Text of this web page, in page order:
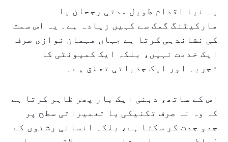
یہ نیا اقدام طویل مدتی رجحان یا
مارکیٹنگ گمک سے کہیں زیادہ ہے۔ یہ اس سمت
کی نشاندہی کرتا ہے جہاں مہمان نوازی صرف
ایک خدمت نہیں، بلکہ ایک کمیونٹی کا
تجربہ اور ایک جذباتی تعلق ہے۔
اس کے ساتھ، دبئی ایک بار پھر ظاہر کرتا ہے
کہ وہ نہ صرف تکنیکی یا تعمیراتی سطح پر
جدو جدت کر سکتا ہے، بلکہ انسانی رشتوں کے